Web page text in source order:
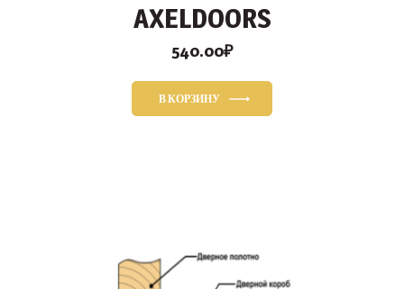
AXELDOORS
540.00₽
В КОРЗИНУ